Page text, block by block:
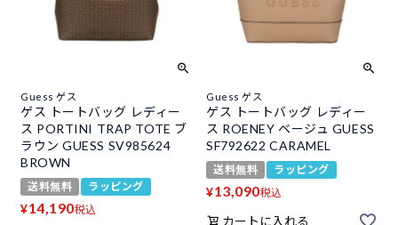
Guess ゲス
ゲス トートバッグ レディー
ス PORTINI TRAP TOTE ブ
ラウン GUESS SV985624
BROWN
送料無料 ラッピング
¥14,190税込
Guess ゲス
ゲス トートバッグ レディー
ス ROENEY ベージュ GUESS
SF792622 CARAMEL
送料無料 ラッピング
¥13,090税込
カートに入れる